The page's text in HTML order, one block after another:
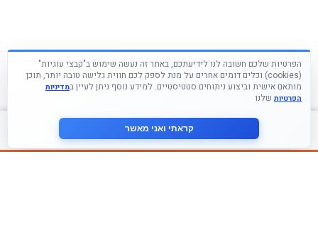
צור קשר
הפרטיות שלכם חשובה לנו לידיעתכם, באתר זה נעשה שימוש ב"קבצי עוגיות"
(cookies) וכלים דומים אחרים על מנת לספק לכם חווית גלישה טובה יותר, תוכן
מותאם אישית וביצוע ניתוחים סטטיסטיים. למידע נוסף ניתן לעיין במדיניות
הפרטיות שלנו
קראתי ואני מאשר